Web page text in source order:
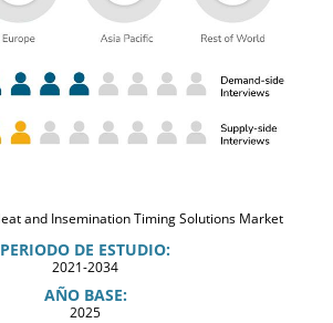
PERIODO DE ESTUDIO:
2021-2034
AÑO BASE:
2025